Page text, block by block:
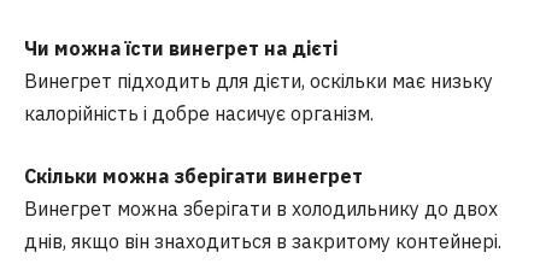
Чи можна їсти винегрет на дієті
Винегрет підходить для дієти, оскільки має низьку
калорійність і добре насичує організм.
Скільки можна зберігати винегрет
Винегрет можна зберігати в холодильнику до двох
днів, якщо він знаходиться в закритому контейнері.